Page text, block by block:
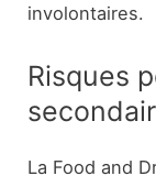
involontaires.
Risques
La Food and